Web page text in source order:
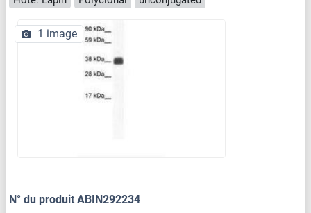
1 image
N° du produit ABIN292234